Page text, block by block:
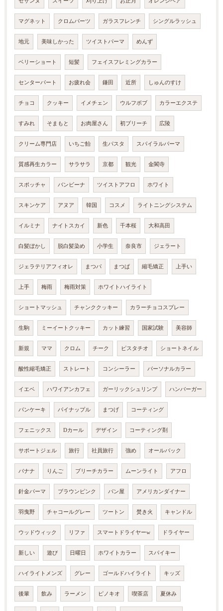
マグネット クロムパーツ ガラスフレンチ シングルラッシュ
地元 美味しかった ツイストパーマ めんず
ベリーショート 短髪 フェイスフレミングカラー
センターパート お疲れ会 鎌田 近所 しゅんのすけ
チョコ クッキー イメチェン ウルフボブ カラーエクステ
すみれ そまもと お肉屋さん 初ブリーチ 広陵
クリーム専門店 いちご飴 生パスタ スパイラルパーマ
質感再生カラー サラサラ 京都 観光 金閣寺
スポッチャ バンビーナ ツイストアフロ ホワイト
スキンケア アヌア 韓国 コスメ ライトニングシステム
イルミナ ナイトスカイ 新色 千本桜 大和高田
白髪ぼかし 脱白髪染め 小学生 奈良市 ジェラート
ジェラテリアフィオレ まつパ まつぱ 縮毛矯正 上手い
上手 梅雨 梅雨対策 ホワイトハイライト
ショートマッシュ チャンククッキー カラーチョコスプレー
生駒 ミーイートクッキー カット練習 国家試験 美容師
新規 ママ クロム チーク ピスタチオ ショートネイル
酸性縮毛矯正 ストレート コンシーラー パーソナルカラー
イエベ ハワイアンカフェ ガーリックシュリンプ ハンバーガー
パンケーキ パイナップル まつげ コーティング
フェニックス Dカール デザイン コーティング剤
サポートジェル 旅行 社員旅行 強め オールバック
バナナ りんご ブリーチカラー ムーンライト アフロ
針金パーマ ブラウンピンク パン屋 アメリカンダイナー
羽曳野 チャコールグレー ツートン 焚き火 キャンドル
ウッドウィック リファ スマートドライヤーw ドライヤー
新しい 遊び 日曜日 ホワイトカラー スパイキー
ハイライトメンズ グレー ゴールドハイライト キッズ
後輩 飲み ラーメン ピノキオ 喫茶店 夏休み